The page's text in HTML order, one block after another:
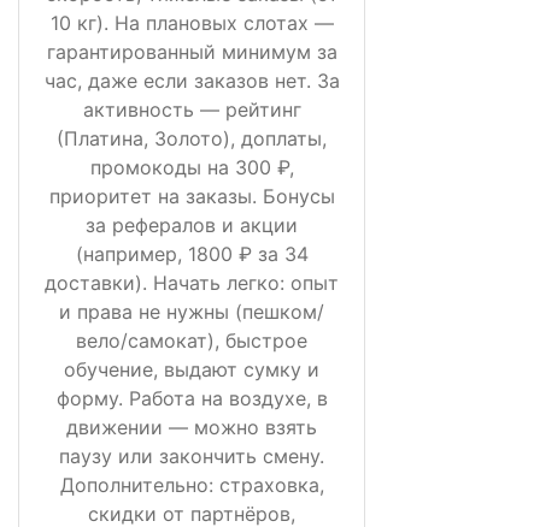
10 кг). На плановых слотах —
гарантированный минимум за
час, даже если заказов нет. За
активность — рейтинг
(Платина, Золото), доплаты,
промокоды на 300 ₽,
приоритет на заказы. Бонусы
за рефералов и акции
(например, 1800 ₽ за 34
доставки). Начать легко: опыт
и права не нужны (пешком/
вело/самокат), быстрое
обучение, выдают сумку и
форму. Работа на воздухе, в
движении — можно взять
паузу или закончить смену.
Дополнительно: страховка,
скидки от партнёров,